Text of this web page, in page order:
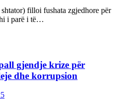
filloi fushata zgjedhore për
i parë i të…
gjendje krize për
dhe korrupsion